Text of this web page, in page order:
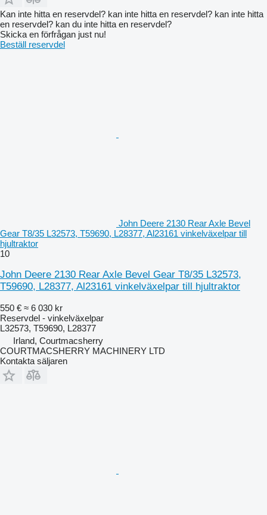
Kan inte hitta en reservdel? kan inte hitta en reservdel? kan inte hitta
en reservdel? kan du inte hitta en reservdel?
Skicka en förfrågan just nu!
Beställ reservdel
John Deere 2130 Rear Axle Bevel
Gear T8/35 L32573, T59690, L28377, Al23161 vinkelväxelpar till
hjultraktor
10
John Deere 2130 Rear Axle Bevel Gear T8/35 L32573,
T59690, L28377, Al23161 vinkelväxelpar till hjultraktor
550 € ≈ 6 030 kr
Reservdel - vinkelväxelpar
L32573, T59690, L28377
Irland, Courtmacsherry
COURTMACSHERRY MACHINERY LTD
Kontakta säljaren